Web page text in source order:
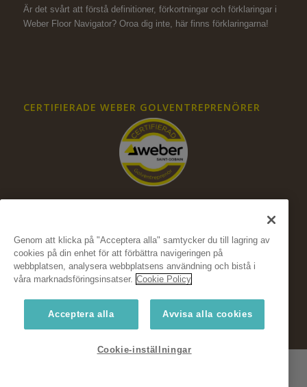
Är det svårt att förstå definitioner, förkortningar och förklaringar i
Weber Floor Navigator? Oroa dig inte, här finns förklaringarna!
CERTIFIERADE WEBER GOLVENTREPRENÖRER
FÖLJ OSS PÅ SOCIALA MEDIER
Genom att klicka på "Acceptera alla" samtycker du till lagring av
cookies på din enhet för att förbättra navigeringen på
webbplatsen, analysera webbplatsens användning och bistå i
våra marknadsföringsinsatser. Cookie Policy
Acceptera alla Avvisa alla cookies
Cookie-inställningar